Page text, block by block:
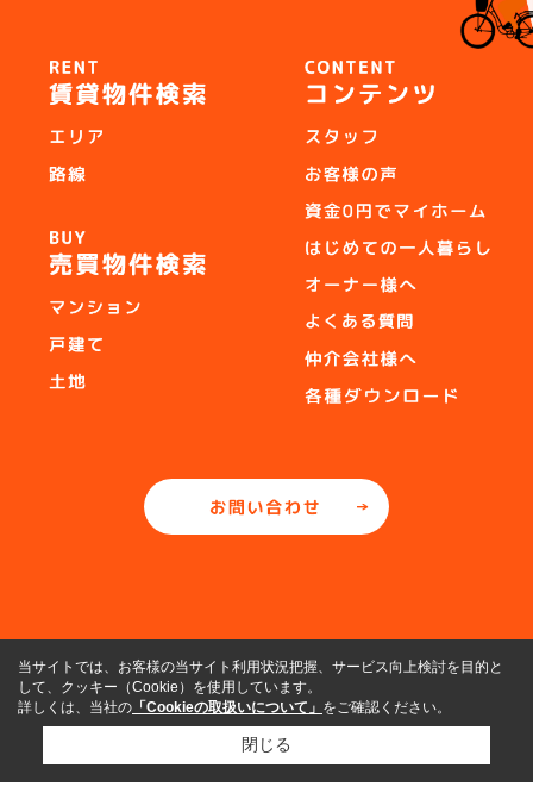
当サイトでは、お客様の当サイト利用状況把握、サービス向上検討を目的と
して、クッキー（Cookie）を使用しています。
詳しくは、当社の 「Cookieの取扱いについて」 をご確認ください。
閉じる